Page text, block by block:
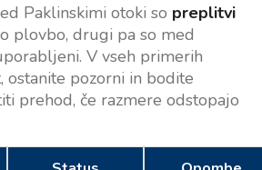
Paklinskimi otoki so preplitvi
plovbo, drugi pa so med
V vseh primerih
ostanite pozorni in bodite
prehod, če razmere odstopajo